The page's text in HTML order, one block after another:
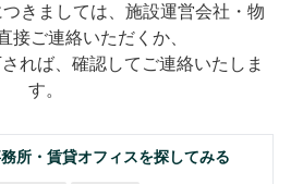
きましては、施設運営会社・物
接ご連絡いただくか、
れば、確認してご連絡いたしま
す。
所・賃貸オフィスを探してみる